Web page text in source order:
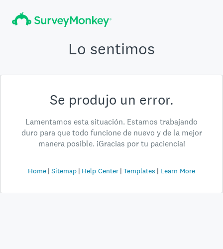
Lo sentimos
Se produjo un error.
Lamentamos esta situación. Estamos trabajando
duro para que todo funcione de nuevo y de la mejor
manera posible. ¡Gracias por tu paciencia!
Home Sitemap Help Center Templates Learn More